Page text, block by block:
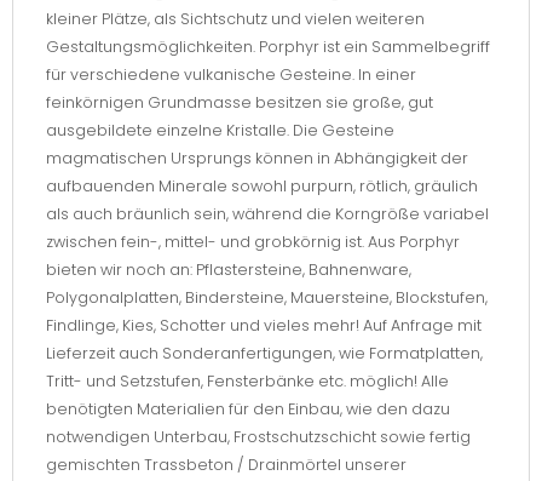
kleiner Plätze, als Sichtschutz und vielen weiteren
Gestaltungsmöglichkeiten. Porphyr ist ein Sammelbegriff
für verschiedene vulkanische Gesteine. In einer
feinkörnigen Grundmasse besitzen sie große, gut
ausgebildete einzelne Kristalle. Die Gesteine
magmatischen Ursprungs können in Abhängigkeit der
aufbauenden Minerale sowohl purpurn, rötlich, gräulich
als auch bräunlich sein, während die Korngröße variabel
zwischen fein-, mittel- und grobkörnig ist. Aus Porphyr
bieten wir noch an: Pflastersteine, Bahnenware,
Polygonalplatten, Bindersteine, Mauersteine, Blockstufen,
Findlinge, Kies, Schotter und vieles mehr! Auf Anfrage mit
Lieferzeit auch Sonderanfertigungen, wie Formatplatten,
Tritt- und Setzstufen, Fensterbänke etc. möglich! Alle
benötigten Materialien für den Einbau, wie den dazu
notwendigen Unterbau, Frostschutzschicht sowie fertig
gemischten Trassbeton / Drainmörtel unserer